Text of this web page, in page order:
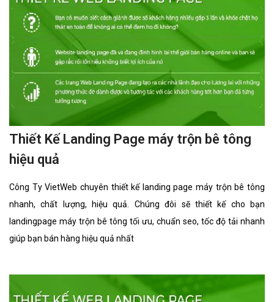
Thiết Kế Landing Page máy trộn bê tông
hiệu quả
Công Ty VietWeb chuyên thiết kế landing page máy trộn bê tông
nhanh, chất lượng, hiệu quả. Chúng đôi sẽ thiết kế cho bạn
landingpage máy trộn bê tông tối ưu, chuẩn seo, tốc độ tải nhanh
giúp bạn bán hàng hiệu quả nhất